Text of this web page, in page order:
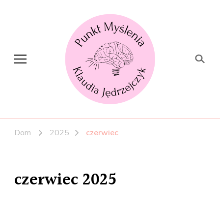
punktmyslenia.pl
Dom 2025 czerwiec
czerwiec 2025